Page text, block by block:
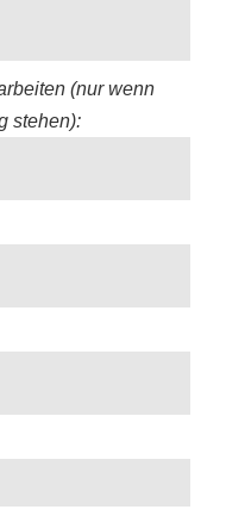
(nur wenn
stehen):